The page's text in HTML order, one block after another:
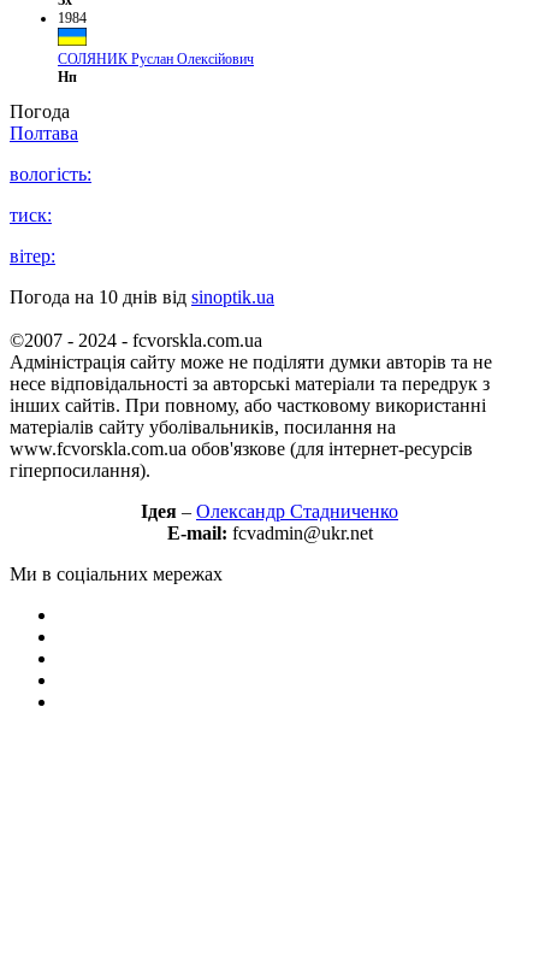
1984
СОЛЯНИК Руслан Олексійович
Нп
Погода
Полтава
вологість:
тиск:
вітер:
Погода на 10 днів від sinoptik.ua
©2007 - 2024 - fcvorskla.com.ua
Адміністрація сайту може не поділяти думки авторів та не
несе відповідальності за авторські матеріали та передрук з
інших сайтів. При повному, або частковому використанні
матеріалів сайту уболівальників, посилання на
www.fcvorskla.com.ua обов'язкове (для інтернет-ресурсів
гіперпосилання).
Ідея – Олександр Стадниченко
E-mail: fcvadmin@ukr.net
Ми в соціальних мережах